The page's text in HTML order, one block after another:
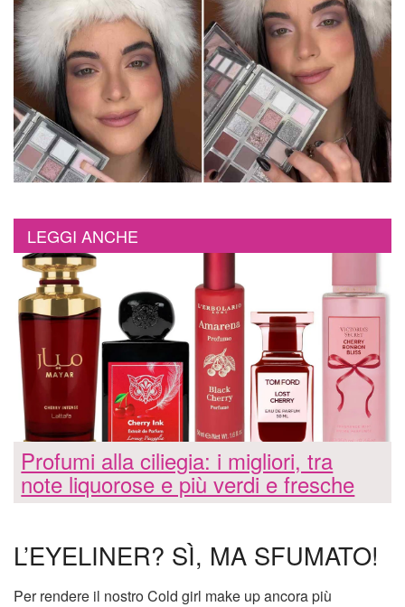
LEGGI ANCHE
Profumi alla ciliegia: i migliori, tra
note liquorose e più verdi e fresche
L’EYELINER? SÌ, MA SFUMATO!
Per rendere il nostro Cold girl make up ancora più